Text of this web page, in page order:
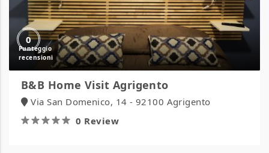
0
B&B Home Visit Agrigento
Via San Domenico, 14 - 92100 Agrigento
0 Review